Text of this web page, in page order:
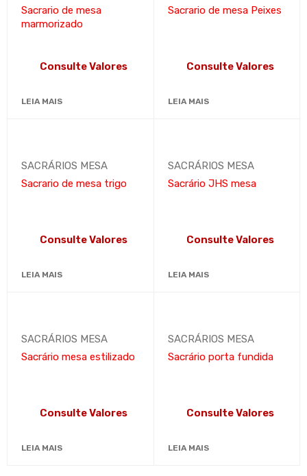
Sacrario de mesa
marmorizado
Consulte Valores
LEIA MAIS
Sacrario de mesa Peixes
Consulte Valores
LEIA MAIS
SACRÁRIOS MESA
Sacrario de mesa trigo
Consulte Valores
LEIA MAIS
SACRÁRIOS MESA
Sacrário JHS mesa
Consulte Valores
LEIA MAIS
SACRÁRIOS MESA
Sacrário mesa estilizado
Consulte Valores
LEIA MAIS
SACRÁRIOS MESA
Sacrário porta fundida
Consulte Valores
LEIA MAIS